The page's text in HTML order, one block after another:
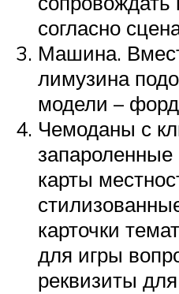
согласно
Машина.
лимузина
модели –
Чемоданы с
карты
карточки
для игры
реквизиты